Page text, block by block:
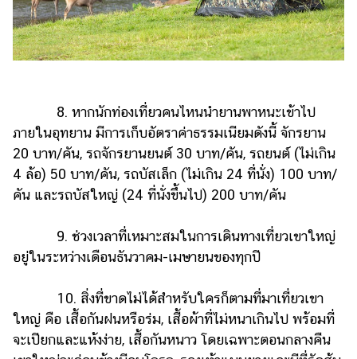
8. หากนักท่องเที่ยวคนไหนนำยานพาหนะเข้าไป
ภายในอุทยาน มีการเก็บอัตราค่าธรรมเนียมดังนี้ จักรยาน
20 บาท/คัน, รถจักรยานยนต์ 30 บาท/คัน, รถยนต์ (ไม่เกิน
4 ล้อ) 50 บาท/คัน, รถบัสเล็ก (ไม่เกิน 24 ที่นั่ง) 100 บาท/
คัน และรถบัสใหญ่ (24 ที่นั่งขึ้นไป) 200 บาท/คัน
9. ช่วงเวลาที่เหมาะสมในการเดินทางเที่ยวเขาใหญ่
อยู่ในระหว่างเดือนธันวาคม-เมษายนของทุกปี
10. สิ่งที่ขาดไม่ได้สำหรับใครก็ตามที่มาเที่ยวเขา
ใหญ่ คือ เสื้อกันฝนหรือร่ม, เสื้อผ้าที่ไม่หนาเกินไป พร้อมที่
จะเปียกและแห้งง่าย, เสื้อกันหนาว โดยเฉพาะตอนกลางคืน